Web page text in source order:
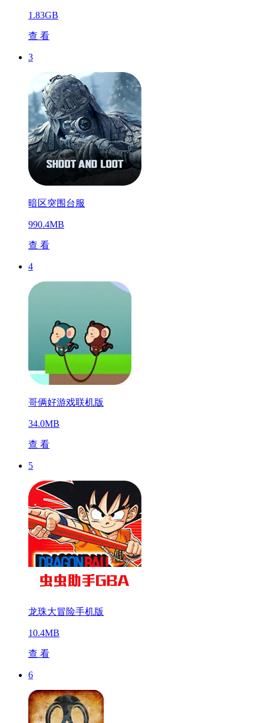
1.83GB
查 看
3
暗区突围台服
990.4MB
查 看
4
哥俩好游戏联机版
34.0MB
查 看
5
龙珠大冒险手机版
10.4MB
查 看
6